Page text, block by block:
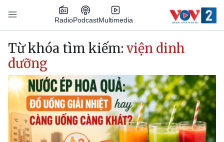
Nhảy đến nội dung
RadioPodcastMultimedia
Main navigation
Từ khóa tìm kiếm: viện dinh
dưỡng